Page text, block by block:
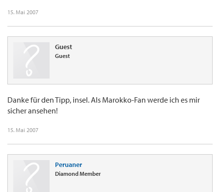
15. Mai 2007
Guest
Guest
Danke für den Tipp, insel. Als Marokko-Fan werde ich es mir
sicher ansehen!
15. Mai 2007
Peruaner
Diamond Member